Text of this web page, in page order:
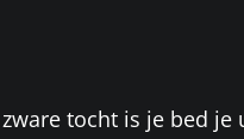
zware tocht is je bed